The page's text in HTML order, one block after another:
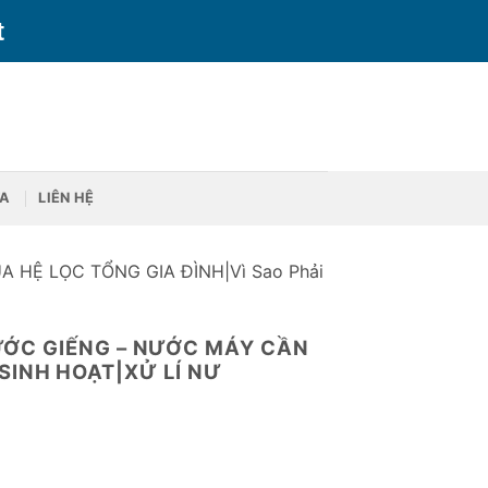
LIÊN HỆ
HỆ LỌC TỔNG GIA ĐÌNH|Vì Sao Phải
GIẾNG – NƯỚC MÁY CẦN
HOẠT|XỬ LÍ NƯ